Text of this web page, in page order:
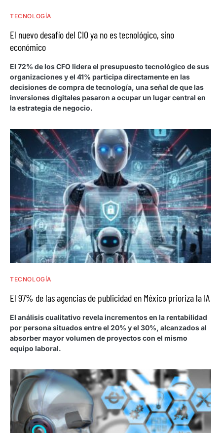
TECNOLOGÍA
El nuevo desafío del CIO ya no es tecnológico, sino
económico
El 72% de los CFO lidera el presupuesto tecnológico de sus
organizaciones y el 41% participa directamente en las
decisiones de compra de tecnología, una señal de que las
inversiones digitales pasaron a ocupar un lugar central en
la estrategia de negocio.
TECNOLOGÍA
El 97% de las agencias de publicidad en México prioriza la IA
El análisis cualitativo revela incrementos en la rentabilidad
por persona situados entre el 20% y el 30%, alcanzados al
absorber mayor volumen de proyectos con el mismo
equipo laboral.